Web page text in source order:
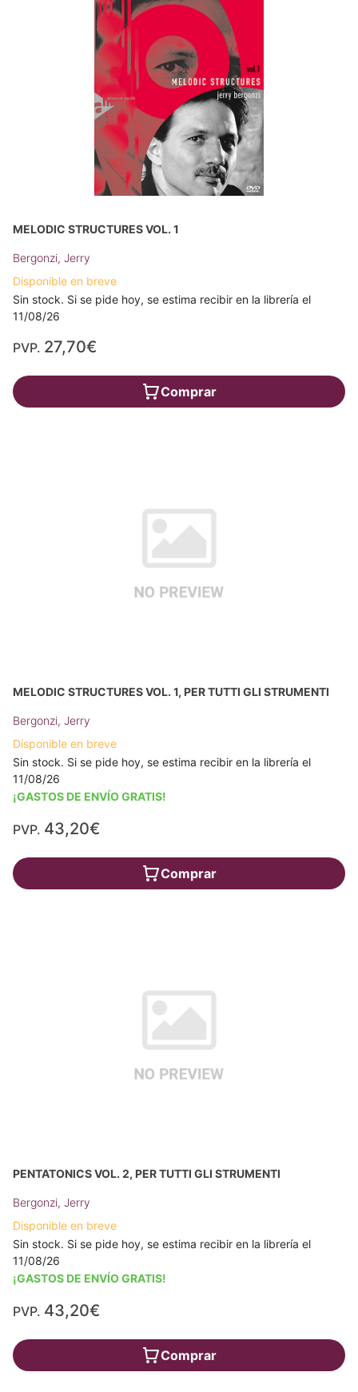
MELODIC STRUCTURES VOL. 1
Bergonzi, Jerry
Disponible en breve
Sin stock. Si se pide hoy, se estima recibir en la librería el
11/08/26
PVP. 27,70€
Comprar
MELODIC STRUCTURES VOL. 1, PER TUTTI GLI STRUMENTI
Bergonzi, Jerry
Disponible en breve
Sin stock. Si se pide hoy, se estima recibir en la librería el
11/08/26
¡GASTOS DE ENVÍO GRATIS!
PVP. 43,20€
Comprar
PENTATONICS VOL. 2, PER TUTTI GLI STRUMENTI
Bergonzi, Jerry
Disponible en breve
Sin stock. Si se pide hoy, se estima recibir en la librería el
11/08/26
¡GASTOS DE ENVÍO GRATIS!
PVP. 43,20€
Comprar